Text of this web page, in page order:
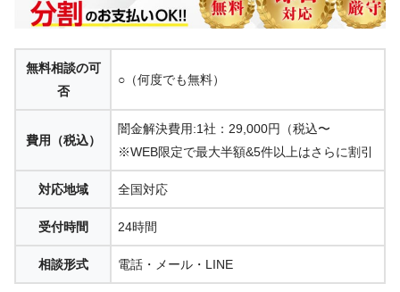
無料相談の可
否
○（何度でも無料）
費用（税込）
闇金解決費用:1社：29,000円（税込〜
※WEB限定で最大半額&5件以上はさらに割引
対応地域 全国対応
受付時間 24時間
相談形式 電話・メール・LINE